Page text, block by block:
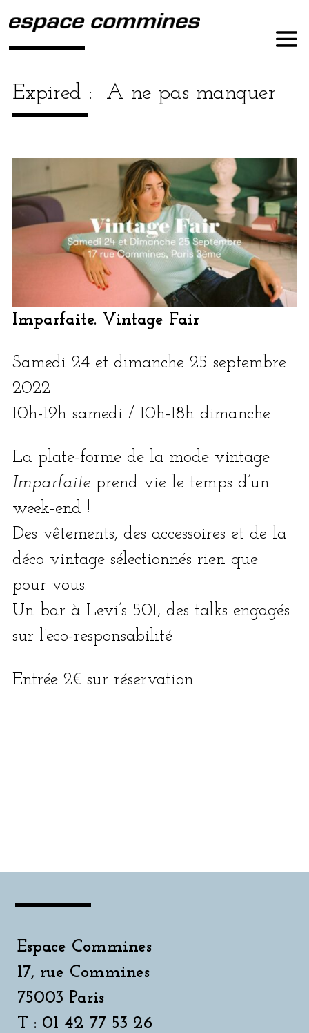
Expired : A ne pas manquer
Imparfaite. Vintage Fair
Samedi 24 et dimanche 25 sep­tembre
2022
10h-19h same­di / 10h-18h dimanche
La plate-forme de la mode vin­tage
Imparfaiteprend vie le temps d’un
week-end !
Des vête­ments, des acces­soires et de la
déco vin­tage sélec­tion­nés rien que
pour vous.
Un bar à Levi’s 501, des talks enga­gés
sur l’eco-responsabilité.
Entrée 2€ sur réservation
Espace Commines
17, rue Commines
75003 Paris
T : 01 42 77 53 26